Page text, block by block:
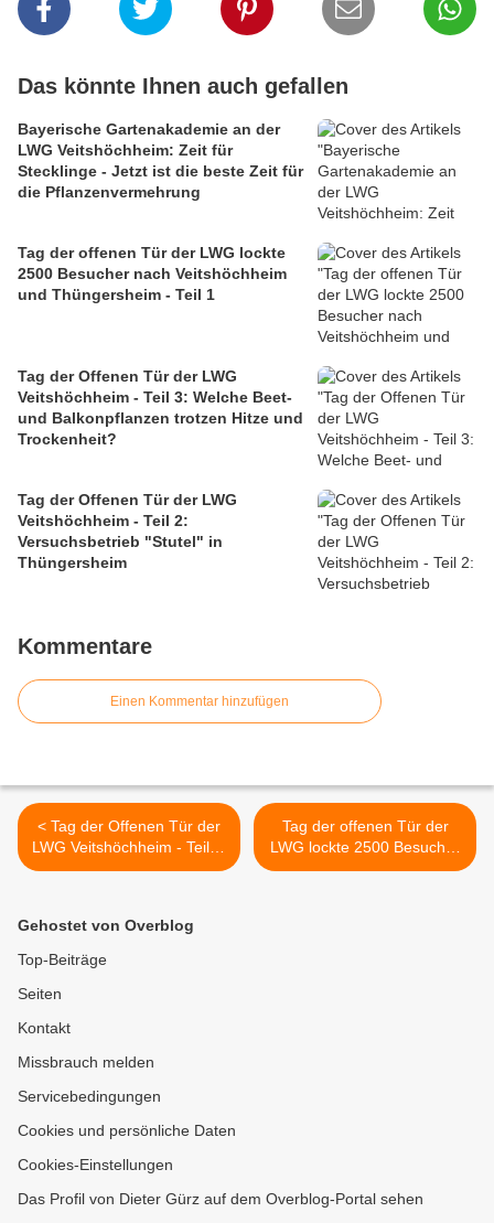
Das könnte Ihnen auch gefallen
Bayerische Gartenakademie an der
LWG Veitshöchheim: Zeit für
Stecklinge - Jetzt ist die beste Zeit für
die Pflanzenvermehrung
Tag der offenen Tür der LWG lockte
2500 Besucher nach Veitshöchheim
und Thüngersheim - Teil 1
Tag der Offenen Tür der LWG
Veitshöchheim - Teil 3: Welche Beet-
und Balkonpflanzen trotzen Hitze und
Trockenheit?
Tag der Offenen Tür der LWG
Veitshöchheim - Teil 2:
Versuchsbetrieb "Stutel" in
Thüngersheim
Kommentare
Einen Kommentar hinzufügen
< Tag der Offenen Tür der
LWG Veitshöchheim - Teil 3:
Welche Beet- und
Tag der offenen Tür der
LWG lockte 2500 Besucher
nach Veitshöchheim und
Gehostet von Overblog
Top-Beiträge
Seiten
Kontakt
Missbrauch melden
Servicebedingungen
Cookies und persönliche Daten
Cookies-Einstellungen
Das Profil von Dieter Gürz auf dem Overblog-Portal sehen